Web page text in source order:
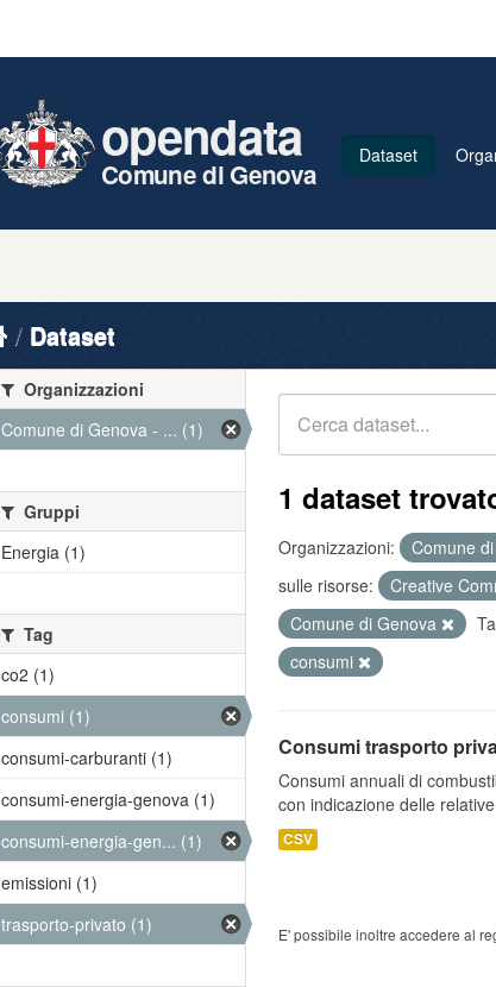
opendata
Comune di Genova
Dataset
Dataset
1 dataset
Organizzazioni: Comune
sulle risorse:
Creative
Comune di Genova
consumi
Consumi trasporto
Consumi annuali di
con indicazione delle
CSV
E' possibile inoltre accedere al
Organizzazioni
Comune di Genova - ... (1)
Gruppi
Energia (1)
Tag
co2 (1)
consumi (1)
consumi-carburanti (1)
consumi-energia-genova (1)
consumi-energia-gen... (1)
emissioni (1)
trasporto-privato (1)